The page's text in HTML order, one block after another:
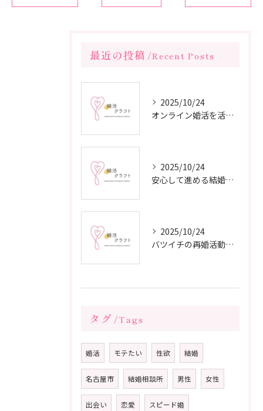
最近の投稿 Recent Posts
2025/10/24
オンライン婚活を活用した短期間成婚の秘訣
2025/10/24
安心して進める結婚相談所の利用法
2025/10/24
バツイチの再婚活動に成功するための戦略
タグ Tags
婚活 モテたい 性欲 結婚
名古屋市 結婚相談所 男性 女性
出会い 恋愛 スピード婚